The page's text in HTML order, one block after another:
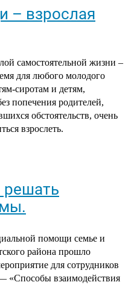
– взрослая
самостоятельной жизни –
для любого молодого
сиротам и детям,
попечения родителей,
обстоятельств, очень
взрослеть.
помощи семье и
района прошло
для сотрудников
«Способы взаимодействия